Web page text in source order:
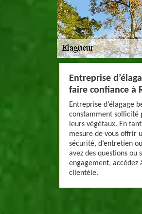
Entreprise
faire confiance à
Entreprise d’élagage
constamment sollicité
leurs végétaux. En
mesure de vous offrir
sécurité, d’entretien
avez des questions ou
engagement, accédez
clientèle.